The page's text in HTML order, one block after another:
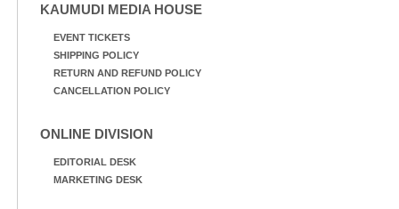
KAUMUDI MEDIA HOUSE
EVENT TICKETS
SHIPPING POLICY
RETURN AND REFUND POLICY
CANCELLATION POLICY
ONLINE DIVISION
EDITORIAL DESK
MARKETING DESK